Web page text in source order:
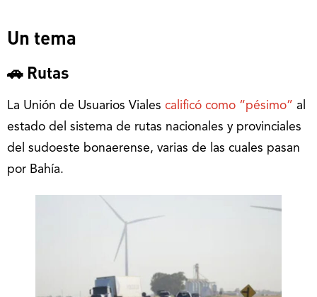
Un tema
🚗 Rutas
La Unión de Usuarios Viales calificó como “pésimo” al
estado del sistema de rutas nacionales y provinciales
del sudoeste bonaerense, varias de las cuales pasan
por Bahía.